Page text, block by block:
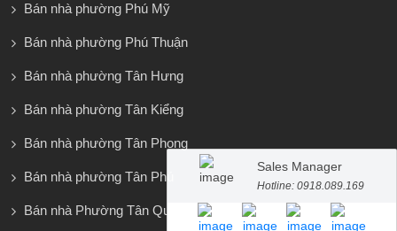
Sales Manager
Hotline: 0918.089.169
Bán nhà phường Phú Mỹ
Bán nhà phường Phú Thuận
Bán nhà phường Tân Hưng
Bán nhà phường Tân Kiểng
Bán nhà phường Tân Phong
Bán nhà phường Tân Phú
Bán nhà Phường Tân Quy